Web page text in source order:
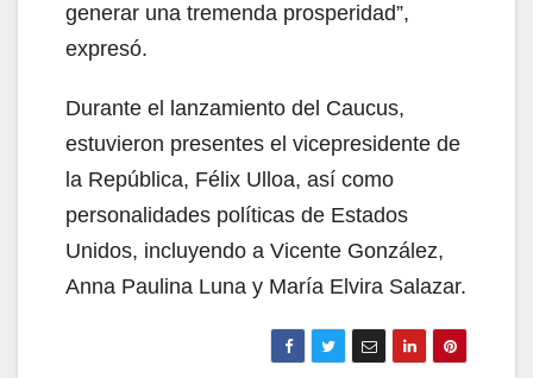
generar una tremenda prosperidad”,
expresó.
Durante el lanzamiento del Caucus,
estuvieron presentes el vicepresidente de
la República, Félix Ulloa, así como
personalidades políticas de Estados
Unidos, incluyendo a Vicente González,
Anna Paulina Luna y María Elvira Salazar.